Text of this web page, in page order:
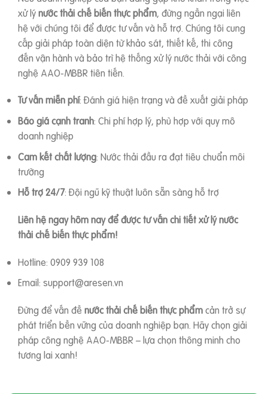
xử lýnước thải chế biến thực phẩm, đừng ngần ngại liên
hệ với chúng tôi để được tư vấn và hỗ trợ. Chúng tôi cung
cấp giải pháp toàn diện từ khảo sát, thiết kế, thi công
đến vận hành và bảo trì hệ thống xử lý nước thải với công
nghệ AAO-MBBR tiên tiến.
Tư vấn miễn phí: Đánh giá hiện trạng và đề xuất giải pháp
Báo giá cạnh tranh: Chi phí hợp lý, phù hợp với quy mô
doanh nghiệp
Cam kết chất lượng: Nước thải đầu ra đạt tiêu chuẩn môi
trường
Hỗ trợ 24/7: Đội ngũ kỹ thuật luôn sẵn sàng hỗ trợ
Liên hệ ngay hôm nay để được tư vấn chi tiết xử lý nước
thải chế biến thực phẩm!
Hotline: 0909 939 108
Email: support@aresen.vn
Đừng để vấn đề nước thải chế biến thực phẩmcản trở sự
phát triển bền vững của doanh nghiệp bạn. Hãy chọn giải
pháp công nghệ AAO-MBBR – lựa chọn thông minh cho
tương lai xanh!